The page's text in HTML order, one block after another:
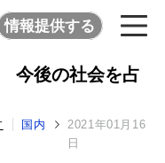
情報提供する
今後の社会を占
国内
2021年01月16
日